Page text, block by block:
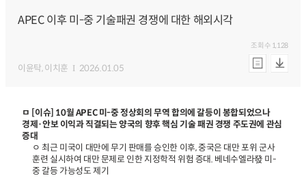
APEC 이후 미-중 기술패권 경쟁에 대한 해외시각
이윤탁, 이치훈 2026.01.05
조회수 1,128
ㅁ [이슈] 10월 APEC 미-중 정상회의 무역 합의에 갈등이 봉합되었으나
경제·안보 이익과 직결되는 양국의 향후 핵심 기술 패권 경쟁 주도권에 관심
증대
ㅇ 최근 미국이 대만에 무기 판매를 승인한 이후, 중국은 대만 포위 군사
훈련 실시하여 대만 문제로 인한 지정학적 위험 증대. 베네수엘라發 미-
중 갈등 가능성도 제기